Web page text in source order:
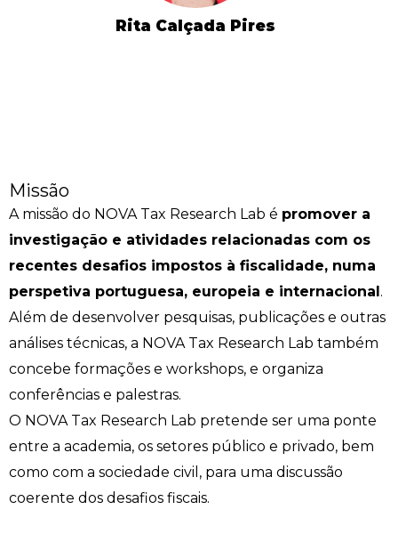
Rita Calçada Pires
Missão
A missão do NOVA Tax Research Lab é promover a
investigação e atividades relacionadas com os
recentes desafios impostos à fiscalidade, numa
perspetiva portuguesa, europeia e internacional.
Além de desenvolver pesquisas, publicações e outras
análises técnicas, a NOVA Tax Research Lab também
concebe formações e workshops, e organiza
conferências e palestras.
O NOVA Tax Research Lab pretende ser uma ponte
entre a academia, os setores público e privado, bem
como com a sociedade civil, para uma discussão
coerente dos desafios fiscais.